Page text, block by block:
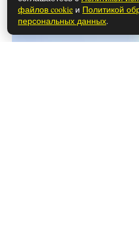
файлов cookie и Политикой
персональных данных.